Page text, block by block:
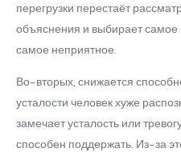
перегрузки перестаёт
объяснения и выбирает
самое неприятное.
Во-вторых, снижается
усталости человек хуже
замечает усталость или
способен поддержать. Из-за